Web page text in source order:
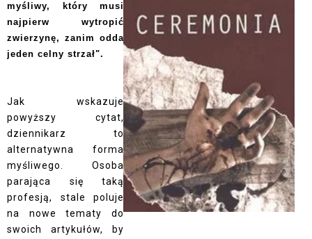
myśliwy, który musi
najpierw wytropić
zwierzynę, zanim odda
jeden celny strzał".
Jak wskazuje
powyższy cytat,
dziennikarz to
alternatywna forma
myśliwego. Osoba
parająca się taką
profesją, stale poluje
na nowe tematy do
swoich artykułów, by